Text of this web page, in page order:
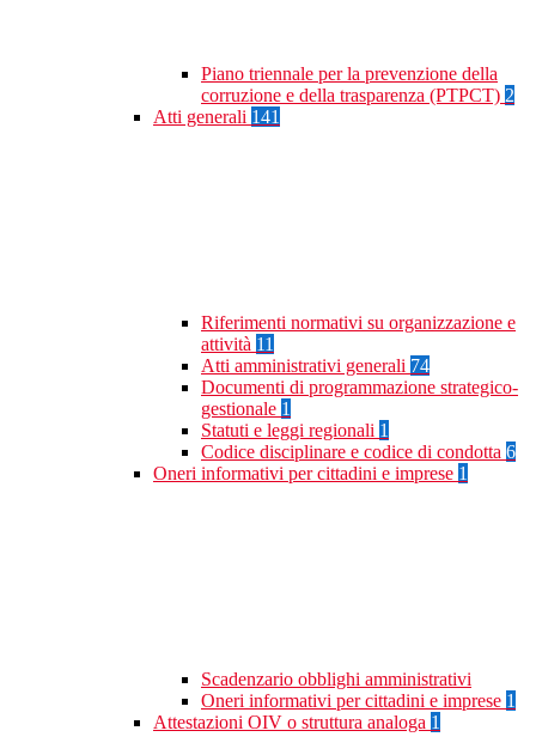
Piano triennale per la prevenzione della
corruzione e della trasparenza (PTPCT) 2
Atti generali 141
Riferimenti normativi su organizzazione e
attività 11
Atti amministrativi generali 74
Documenti di programmazione strategico-
gestionale 1
Statuti e leggi regionali 1
Codice disciplinare e codice di condotta 6
Oneri informativi per cittadini e imprese 1
Scadenzario obblighi amministrativi
Oneri informativi per cittadini e imprese 1
Attestazioni OIV o struttura analoga 1